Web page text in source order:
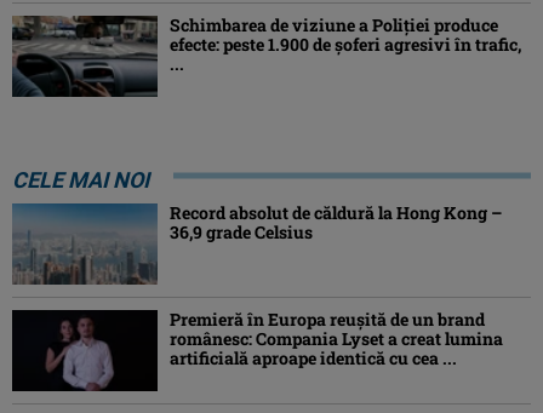
Schimbarea de viziune a Poliţiei produce
efecte: peste 1.900 de şoferi agresivi în trafic,
...
CELE MAI NOI
Record absolut de căldură la Hong Kong –
36,9 grade Celsius
Premieră în Europa reușită de un brand
românesc: Compania Lyset a creat lumina
artificială aproape identică cu cea ...